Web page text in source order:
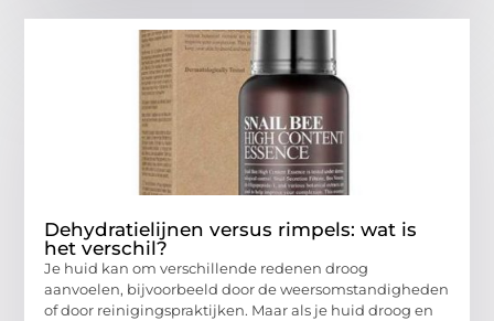
Dehydratielijnen versus rimpels: wat is
het verschil?
Je huid kan om verschillende redenen droog
aanvoelen, bijvoorbeeld door de weersomstandigheden
of door reinigingspraktijken. Maar als je huid droog en